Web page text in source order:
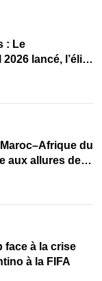
: Le
lancé, l’élite
du
aux allures de
face à la crise
à la FIFA